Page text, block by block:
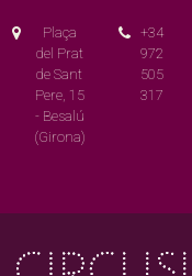
Plaça
del Prat
de Sant
Pere, 15
- Besalú
(Girona)
+34
972
505
317